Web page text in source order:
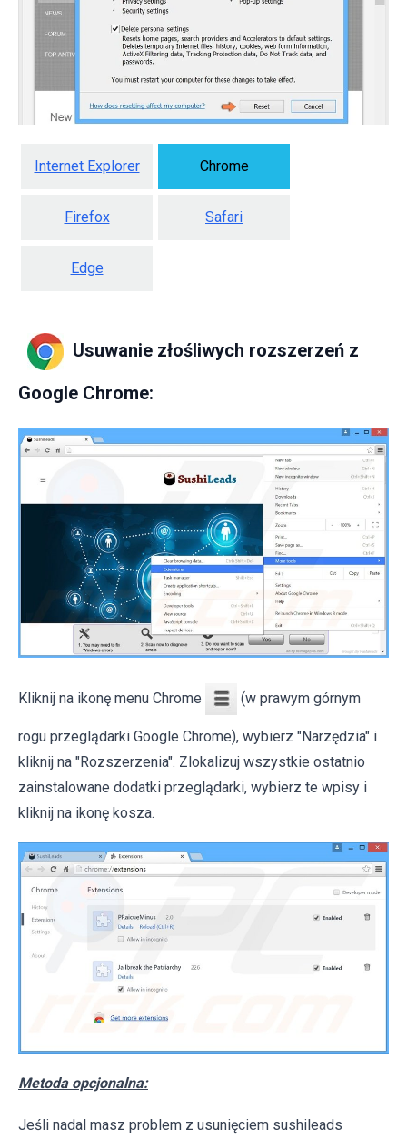
Internet Explorer Chrome
Firefox Safari
Edge
Usuwanie złośliwych rozszerzeń z
Google Chrome:
Kliknij na ikonę menu Chrome (w prawym górnym
rogu przeglądarki Google Chrome), wybierz "Narzędzia" i
kliknij na "Rozszerzenia". Zlokalizuj wszystkie ostatnio
zainstalowane dodatki przeglądarki, wybierz te wpisy i
kliknij na ikonę kosza.
Metoda opcjonalna:
Jeśli nadal masz problem z usunięciem sushileads